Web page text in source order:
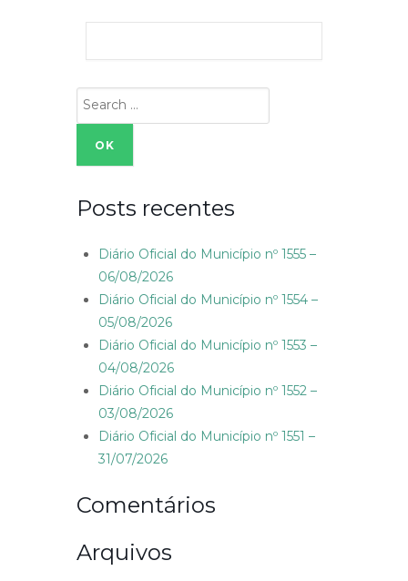
Search
for:
Posts recentes
Diário Oficial do Município nº 1555 –
06/08/2026
Diário Oficial do Município nº 1554 –
05/08/2026
Diário Oficial do Município nº 1553 –
04/08/2026
Diário Oficial do Município nº 1552 –
03/08/2026
Diário Oficial do Município nº 1551 –
31/07/2026
Comentários
Arquivos